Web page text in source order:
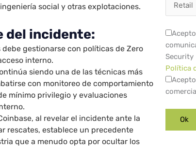
social y otras explotaciones.
del incidente:
debe gestionarse con políticas de Zero
interno.
siendo una de las técnicas más
con monitoreo de comportamiento
mínimo privilegio y evaluaciones
al revelar el incidente ante la
rescates, establece un precedente
que a menudo opta por ocultar los
Security
Política